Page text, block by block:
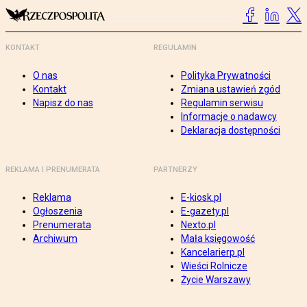
KONTAKT
O nas
Kontakt
Napisz do nas
REGULAMIN
Polityka Prywatności
Zmiana ustawień zgód
Regulamin serwisu
Informacje o nadawcy
Deklaracja dostępności
REKLAMA I PRENUMERATA
Reklama
Ogłoszenia
Prenumerata
Archiwum
PARTNERZY
E-kiosk.pl
E-gazety.pl
Nexto.pl
Mała księgowość
Kancelarierp.pl
Wieści Rolnicze
Życie Warszawy